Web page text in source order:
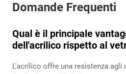
Domande Frequenti
Qual è il principale
dell'acrilico rispetto al
L'acrilico offre una resistenza agli